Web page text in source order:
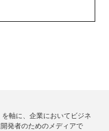
軸に、企業においてビジネ
発者のためのメディアで